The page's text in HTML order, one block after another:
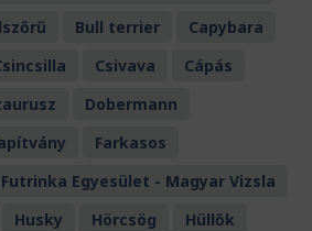
Bull terrier
Capybara
Csivava
Cápás
Dobermann
Farkasos
Futrinka Egyesület - Magyar Vizsla
Husky Hörcsög
Hüllők